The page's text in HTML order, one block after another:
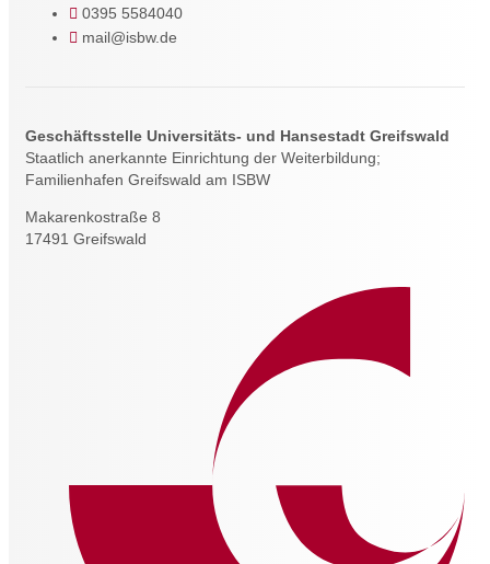
0395 5584040
mail@isbw.de
Geschäftsstelle Universitäts- und Hansestadt Greifswald
Staatlich anerkannte Einrichtung der Weiterbildung;
Familienhafen Greifswald am ISBW
Makarenkostraße 8
17491 Greifswald